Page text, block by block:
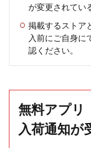
が変更されてい
掲載するストア
入前にご自身に
認ください。
無料アプリ
入荷通知が